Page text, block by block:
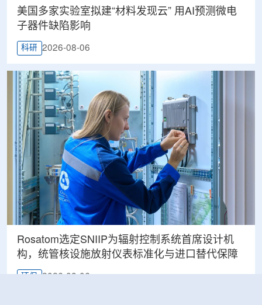
美国多家实验室拟建“材料发现云” 用AI预测微电
子器件缺陷影响
科研 2026-08-06
Rosatom选定SNIIP为辐射控制系统首席设计机
构，统管核设施放射仪表标准化与进口替代保障
环保 2026-08-06